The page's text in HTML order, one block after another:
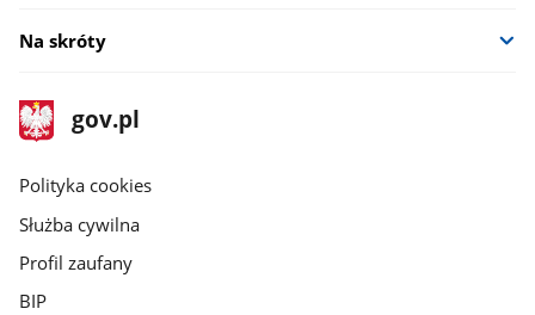
Na skróty
stopka
gov.pl
Strona
gov.pl
gov.pl
Polityka cookies
Służba cywilna
Profil zaufany
BIP